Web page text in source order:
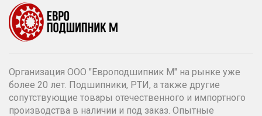
Организация ООО "Европодшипник М" на рынке уже
более 20 лет. Подшипники, РТИ, а также другие
сопутствующие товары отечественного и импортного
производства в наличии и под заказ. Опытные